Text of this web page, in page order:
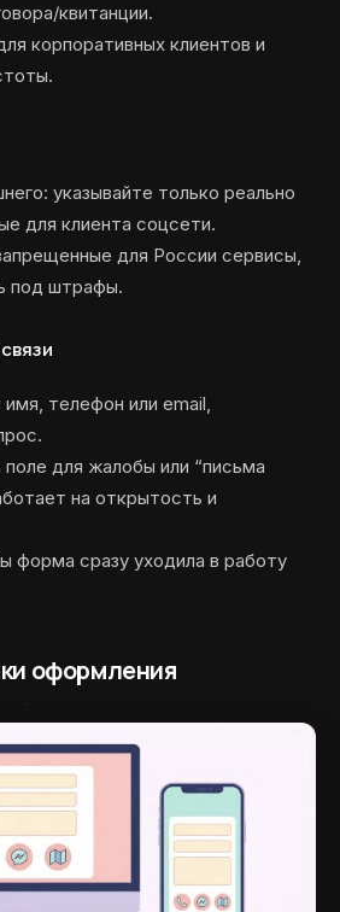
квитанции.
корпоративных клиентов и
указывайте только реально
для клиента соцсети.
для России сервисы,
под штрафы.
телефон или email,
для жалобы или “письма
на открытость и
форма сразу уходила в работу
оформления